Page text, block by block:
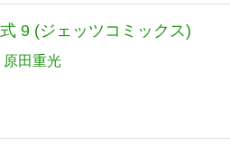
9 (ジェッツコミックス)
原田重光